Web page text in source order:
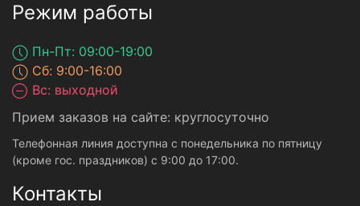
Режим работы
Пн-Пт: 09:00-19:00
Сб: 9:00-16:00
Вс: выходной
Прием заказов на сайте: круглосуточно
Телефонная линия доступна с понедельника по пятницу
(кроме гос. праздников) с 9:00 до 17:00.
Контакты